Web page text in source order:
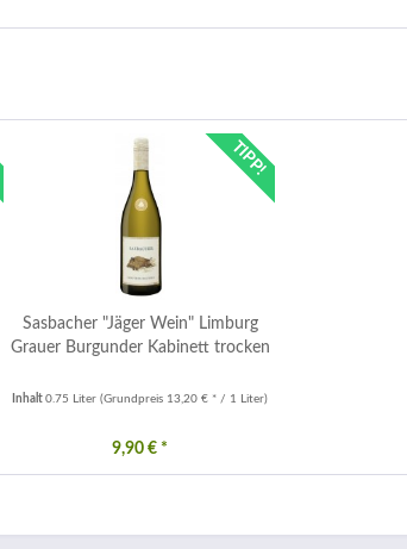
TIPP!
Sasbacher "Jäger Wein" Limburg
Grauer Burgunder Kabinett trocken
Inhalt0.75 Liter(Grundpreis 13,20 € * / 1 Liter)
9,90 € *